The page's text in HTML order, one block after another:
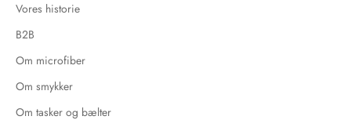
Vores historie
B2B
Om microfiber
Om smykker
Om tasker og bælter